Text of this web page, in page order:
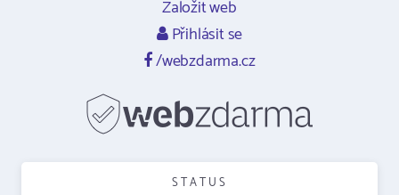
Založit web
Přihlásit se
/webzdarma.cz
STATUS